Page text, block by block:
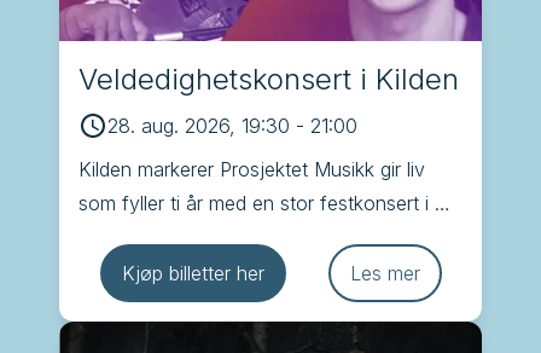
Veldedighetskonsert i Kilden
28. aug. 2026, 19:30 - 21:00
Kilden markerer Prosjektet Musikk gir liv
som fyller ti år med en stor festkonsert i
Operakor er en av deltakerne
Kjøp billetter her Les mer